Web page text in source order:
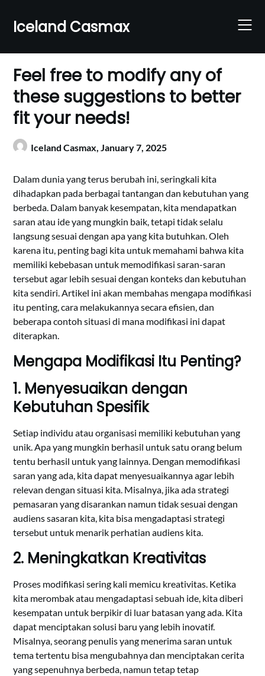
contentIceland Casmax
Feel free to modify any of
these suggestions to better
fit your needs!
Iceland Casmax,January 7, 2025
Dalam dunia yang terus berubah ini, seringkali kita
dihadapkan pada berbagai tantangan dan kebutuhan yang
berbeda. Dalam banyak kesempatan, kita mendapatkan
saran atau ide yang mungkin baik, tetapi tidak selalu
langsung sesuai dengan apa yang kita butuhkan. Oleh
karena itu, penting bagi kita untuk memahami bahwa kita
memiliki kebebasan untuk memodifikasi saran-saran
tersebut agar lebih sesuai dengan konteks dan kebutuhan
kita sendiri. Artikel ini akan membahas mengapa modifikasi
itu penting, cara melakukannya secara efisien, dan
beberapa contoh situasi di mana modifikasi ini dapat
diterapkan.
Mengapa Modifikasi Itu Penting?
1. Menyesuaikan dengan
Kebutuhan Spesifik
Setiap individu atau organisasi memiliki kebutuhan yang
unik. Apa yang mungkin berhasil untuk satu orang belum
tentu berhasil untuk yang lainnya. Dengan memodifikasi
saran yang ada, kita dapat menyesuaikannya agar lebih
relevan dengan situasi kita. Misalnya, jika ada strategi
pemasaran yang disarankan namun tidak sesuai dengan
audiens sasaran kita, kita bisa mengadaptasi strategi
tersebut untuk menarik perhatian audiens kita.
2. Meningkatkan Kreativitas
Proses modifikasi sering kali memicu kreativitas. Ketika
kita merombak atau mengadaptasi sebuah ide, kita diberi
kesempatan untuk berpikir di luar batasan yang ada. Kita
dapat menciptakan solusi baru yang lebih inovatif.
Misalnya, seorang penulis yang menerima saran untuk
tema tertentu bisa mengubahnya dan menciptakan cerita
yang sepenuhnya berbeda, namun tetap tetap